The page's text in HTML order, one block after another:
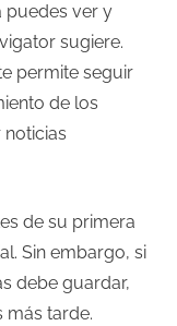
puedes ver y
sugiere.
permite seguir
de los
de su primera
Sin embargo, si
debe guardar,
más tarde.